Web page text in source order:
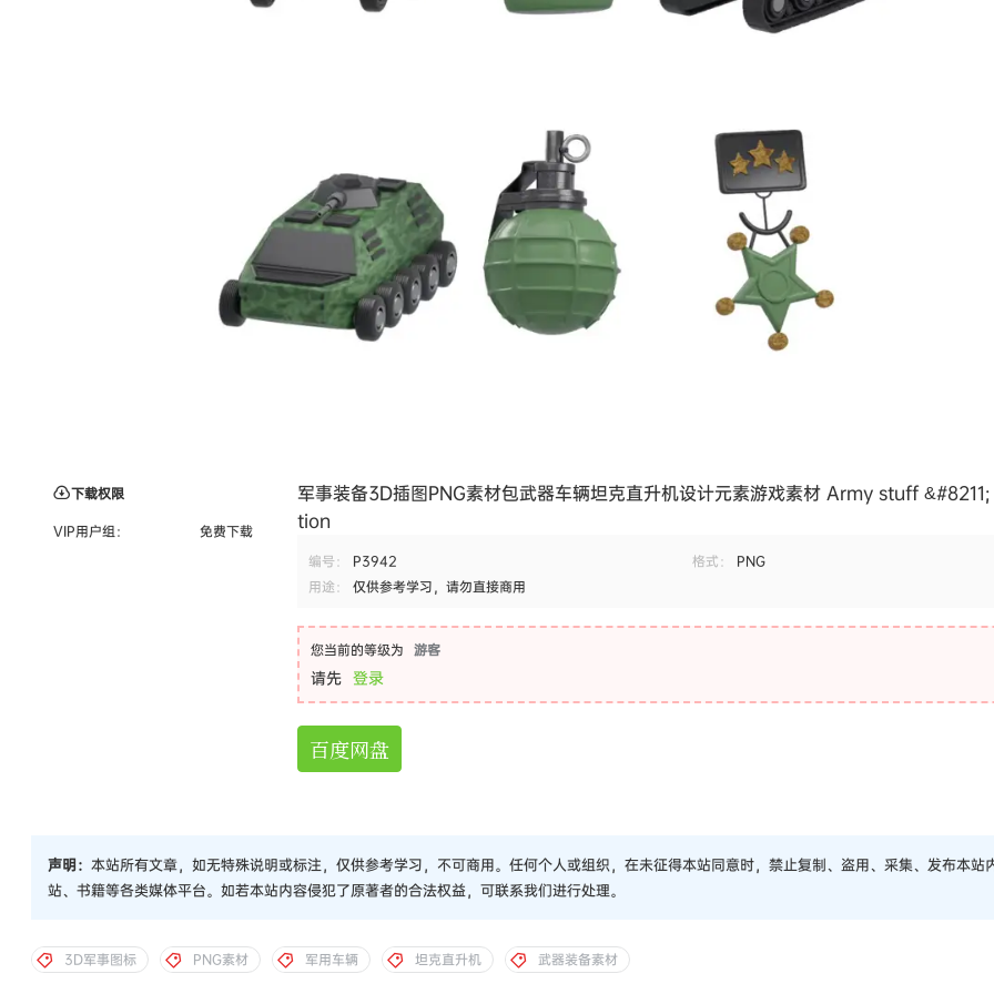
下载权限
VIP用户组：
免费下载
军事装备3D插图PNG素材包武器车辆坦克直升机设计元素游戏素材 Army stuff
tion
编号： P3942 格式：
PNG
用途：
仅供参考学习，请勿直接商用
您当前的等级为 游客
请先 登录
百度网盘
声明： 本站所有文章，如无特殊说明或标注，仅供参考学习，不可商用。任何个人或组织，在未征得本站同意时，禁止复制、盗用、采集、发布本站
站、书籍等各类媒体平台。如若本站内容侵犯了原著者的合法权益，可联系我们进行处理。
3D军事图标 PNG素材 军用车辆 坦克直升机 武器装备素材